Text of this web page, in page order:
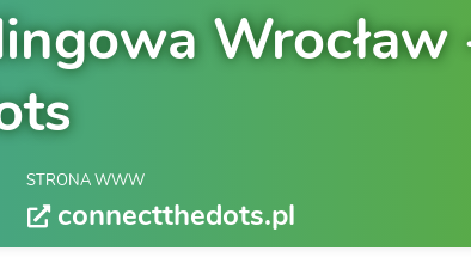
Wrocław
STRONA WWW
connectthedots.pl